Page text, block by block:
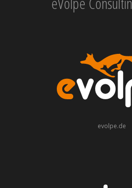
evolpe.de